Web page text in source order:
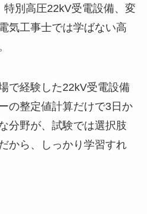
別高圧22kV受電設備、変
気工事士では学ばない高
で経験した22kV受電設備
の整定値計算だけで3日か
分野が、試験では選択肢
から、しっかり学習すれ